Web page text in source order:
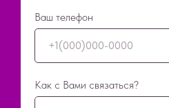
Ваш телефон
+1(000)000-0000
Как с Вами связаться?